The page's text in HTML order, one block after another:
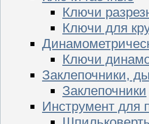
Ключи
Ключи для
Ключи
Заклепочники,
Заклепочники
Инструмент для